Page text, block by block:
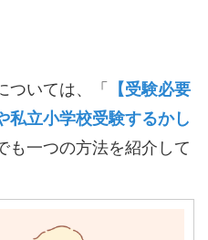
ついては、「
【受験必要
私立小学校受験するかし
も一つの方法を紹介して